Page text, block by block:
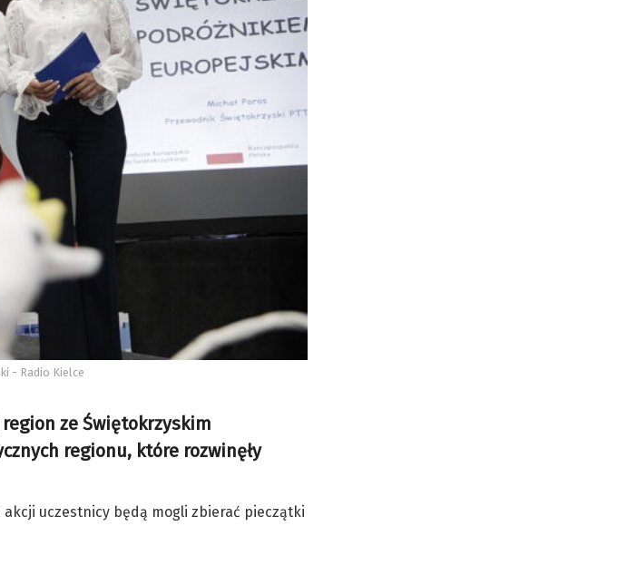
- Radio Kielce
region ze Świętokrzyskim
regionu, które rozwinęły
uczestnicy będą mogli zbierać pieczątki